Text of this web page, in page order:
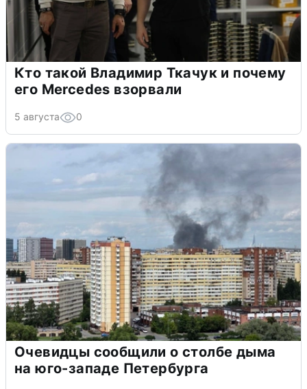
Кто такой Владимир Ткачук и почему
его Mercedes взорвали
5 августа 0
Очевидцы сообщили о столбе дыма
на юго-западе Петербурга